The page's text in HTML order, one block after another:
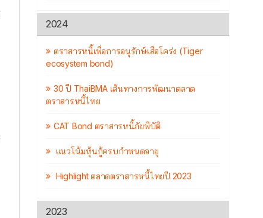
2024
ตราสารหนี้เพื่อการอนุรักษ์เสือโคร่ง (Tiger
ecosystem bond)
30 ปี ThaiBMA เส้นทางการพัฒนาตลาด
ตราสารหนี้ไทย
CAT Bond ตราสารหนี้ภัยพิบัติ
แนวโน้มหุ้นกู้ครบกำหนดอายุ
Highlight ตลาดตราสารหนี้ไทยปี 2023
2023